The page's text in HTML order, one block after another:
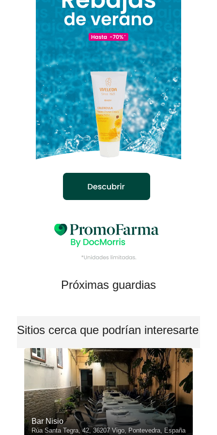
Próximas guardias
Sitios cerca que podrían interesarte
Bar Nisio
Rúa Santa Tegra, 42, 36207 Vigo, Pontevedra, España